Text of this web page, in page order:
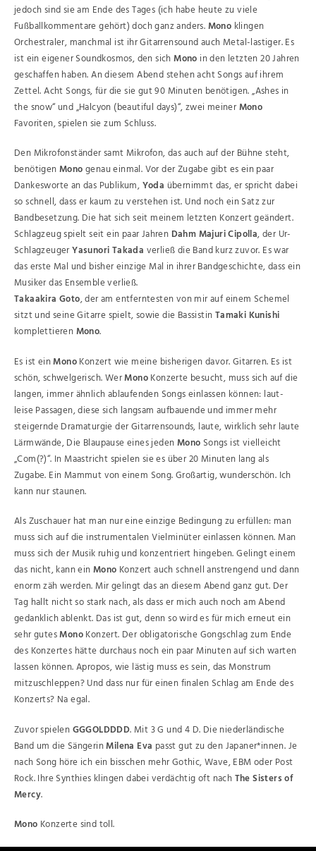
jedoch sind sie am Ende des Tages (ich habe heute zu viele
Fußballkommentare gehört) doch ganz anders.Mono klingen
Orchestraler, manchmal ist ihr Gitarrensound auch Metal-lastiger. Es
ist ein eigener Soundkosmos, den sichMono in den letzten 20 Jahren
geschaffen haben. An diesem Abend stehen acht Songs auf ihrem
Zettel. Acht Songs, für die sie gut 90 Minuten benötigen. „Ashes in
the snow“ und „Halcyon (beautiful days)“, zwei meinerMono
Favoriten, spielen sie zum Schluss.
Den Mikrofonständer samt Mikrofon, das auch auf der Bühne steht,
benötigenMonogenau einmal. Vor der Zugabe gibt es ein paar
Dankesworte an das Publikum,Yoda übernimmt das, er spricht dabei
so schnell, dass er kaum zu verstehen ist. Und noch ein Satz zur
Bandbesetzung. Die hat sich seit meinem letzten Konzert geändert.
Schlagzeug spielt seit ein paar Jahren Dahm Majuri Cipolla, der Ur-
SchlagzeugerYasunori Takada verließ die Band kurz zuvor. Es war
das erste Mal und bisher einzige Mal in ihrer Bandgeschichte, dass ein
Musiker das Ensemble verließ.
Takaakira Goto, der am entferntesten von mir auf einem Schemel
sitzt und seine Gitarre spielt, sowie die BassistinTamaki Kunishi
komplettierenMono.
Es ist einMonoKonzert wie meine bisherigen davor. Gitarren. Es ist
schön, schwelgerisch. WerMonoKonzerte besucht, muss sich auf die
langen, immer ähnlich ablaufenden Songs einlassen können: laut-
leise Passagen, diese sich langsam aufbauende und immer mehr
steigernde Dramaturgie der Gitarrensounds, laute, wirklich sehr laute
Lärmwände, Die Blaupause eines jedenMono Songs ist vielleicht
„Com(?)“. In Maastricht spielen sie es über 20 Minuten lang als
Zugabe. Ein Mammut von einem Song. Großartig, wunderschön. Ich
kann nur staunen.
Als Zuschauer hat man nur eine einzige Bedingung zu erfüllen: man
muss sich auf die instrumentalen Vielminüter einlassen können. Man
muss sich der Musik ruhig und konzentriert hingeben. Gelingt einem
das nicht, kann einMono Konzert auch schnell anstrengend und dann
enorm zäh werden. Mir gelingt das an diesem Abend ganz gut. Der
Tag hallt nicht so stark nach, als dass er mich auch noch am Abend
gedanklich ablenkt. Das ist gut, denn so wird es für mich erneut ein
sehr gutesMonoKonzert. Der obligatorische Gongschlag zum Ende
des Konzertes hätte durchaus noch ein paar Minuten auf sich warten
lassen können. Apropos, wie lästig muss es sein, das Monstrum
mitzuschleppen? Und dass nur für einen finalen Schlag am Ende des
Konzerts? Na egal.
Zuvor spielenGGGOLDDDD. Mit 3 G und 4 D. Die niederländische
Band um die SängerinMilena Eva passt gut zu den Japaner*innen. Je
nach Song höre ich ein bisschen mehr Gothic, Wave, EBM oder Post
Rock. Ihre Synthies klingen dabei verdächtig oft nachThe Sisters of
Mercy.
Mono Konzerte sind toll.